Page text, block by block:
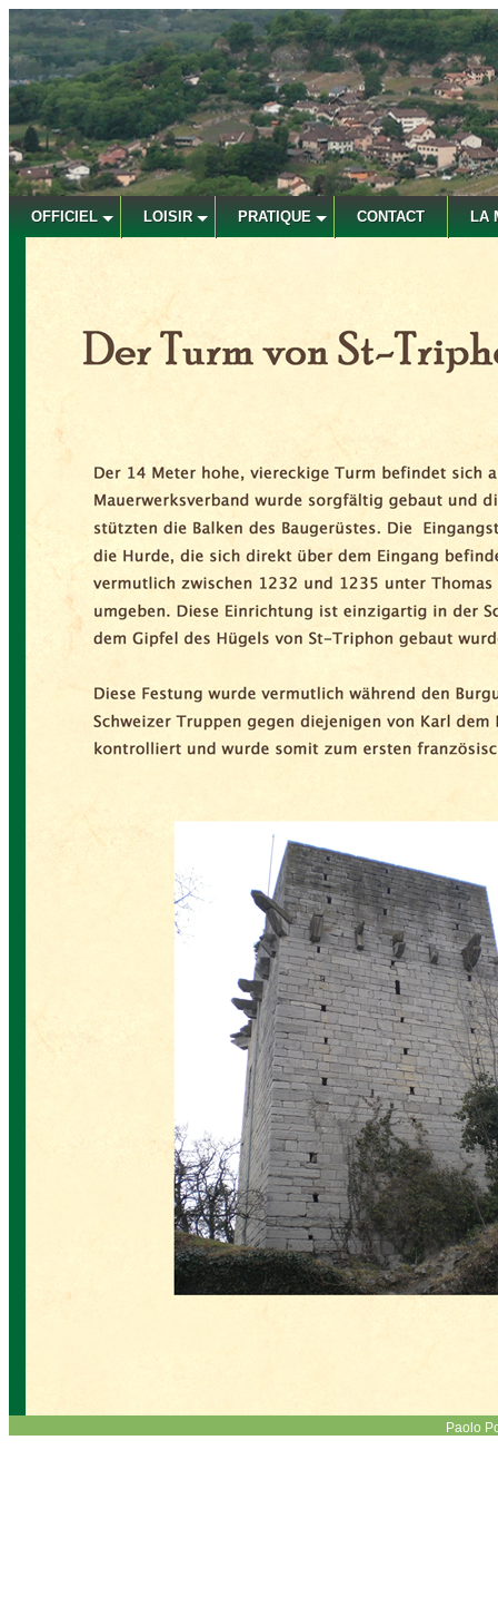
OFFICIEL LOISIR PRATIQUE CONTACT LA
Paolo